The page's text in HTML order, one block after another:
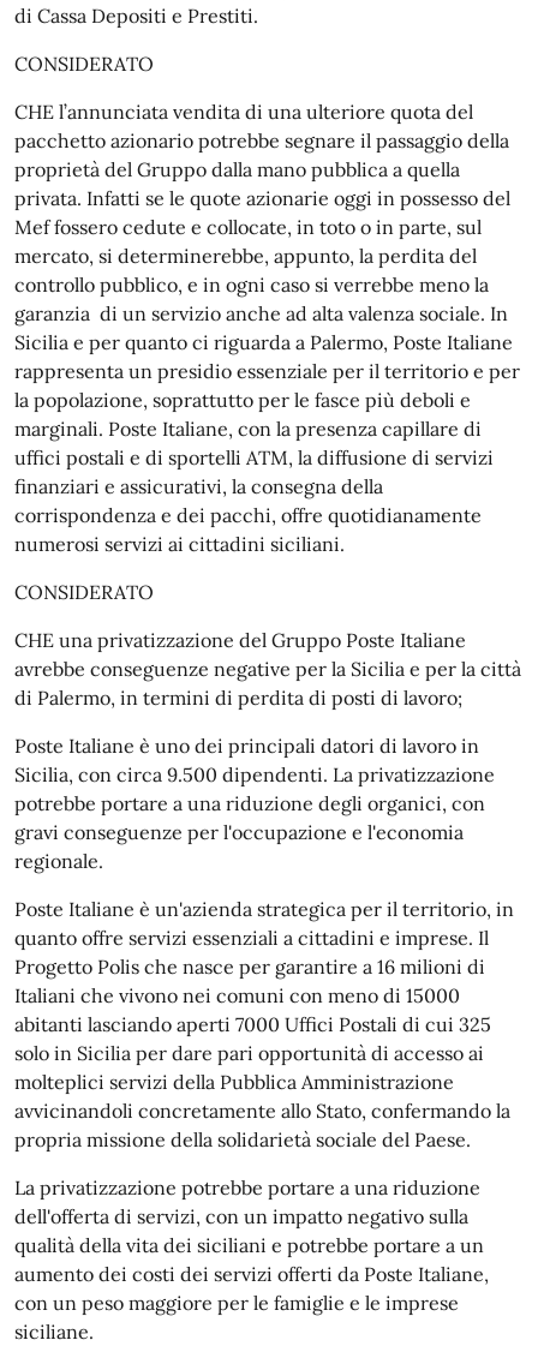
di Cassa Depositi e Prestiti.
CONSIDERATO
CHE l’annunciata vendita di una ulteriore quota del
pacchetto azionario potrebbe segnare il passaggio della
proprietà del Gruppo dalla mano pubblica a quella
privata. Infatti se le quote azionarie oggi in possesso del
Mef fossero cedute e collocate, in toto o in parte, sul
mercato, si determinerebbe, appunto, la perdita del
controllo pubblico, e in ogni caso si verrebbe meno la
garanzia di un servizio anche ad alta valenza sociale. In
Sicilia e per quanto ci riguarda a Palermo, Poste Italiane
rappresenta un presidio essenziale per il territorio e per
la popolazione, soprattutto per le fasce più deboli e
marginali. Poste Italiane, con la presenza capillare di
uffici postali e di sportelli ATM, la diffusione di servizi
finanziari e assicurativi, la consegna della
corrispondenza e dei pacchi, offre quotidianamente
numerosi servizi ai cittadini siciliani.
CONSIDERATO
CHE una privatizzazione del Gruppo Poste Italiane
avrebbe conseguenze negative per la Sicilia e per la città
di Palermo, in termini di perdita di posti di lavoro;
Poste Italiane è uno dei principali datori di lavoro in
Sicilia, con circa 9.500 dipendenti. La privatizzazione
potrebbe portare a una riduzione degli organici, con
gravi conseguenze per l'occupazione e l'economia
regionale.
Poste Italiane è un'azienda strategica per il territorio, in
quanto offre servizi essenziali a cittadini e imprese. Il
Progetto Polis che nasce per garantire a 16 milioni di
Italiani che vivono nei comuni con meno di 15000
abitanti lasciando aperti 7000 Uffici Postali di cui 325
solo in Sicilia per dare pari opportunità di accesso ai
molteplici servizi della Pubblica Amministrazione
avvicinandoli concretamente allo Stato, confermando la
propria missione della solidarietà sociale del Paese.
La privatizzazione potrebbe portare a una riduzione
dell'offerta di servizi, con un impatto negativo sulla
qualità della vita dei siciliani e potrebbe portare a un
aumento dei costi dei servizi offerti da Poste Italiane,
con un peso maggiore per le famiglie e le imprese
siciliane.